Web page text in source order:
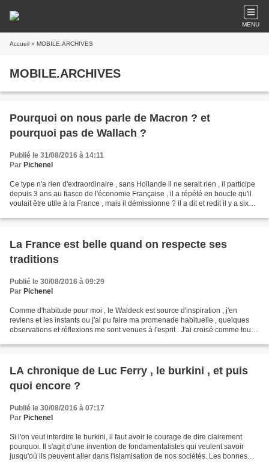
MENU
Accueil » MOBILE.ARCHIVES
MOBILE.ARCHIVES
Pourquoi on nous parle de Macron ? et
pourquoi pas de Wallach ?
Publié le 31/08/2016 à 14:11
Par Pichenel
Ce type n'a rien d'extraordinaire , sans Hollande il ne serait rien , il participe
depuis 3 ans au fiasco de l'économie Française , il a répété en boucle qu'il
voulait être utile à la France , mais il démissionne ? il a dit et redit il y a six
La France est belle quand on respecte ses
traditions
Publié le 30/08/2016 à 09:29
Par Pichenel
Comme d'habitude pour moi , le Waldeck est source d'inspiration , j'en
reviens et les instants ou j'ai pu faire ma promenade habituelle , quelques
observations et réflexions me sont venues à l'esprit . J'ai croisé comme tous
LA chronique de Luc Ferry , le burkini , et puis
quoi encore ?
Publié le 30/08/2016 à 07:17
Par Pichenel
Si l'on veut interdire le burkini, il faut avoir le courage de dire clairement
pourquoi. Il s'agit d'une invention de fondamentalistes qui veulent savoir
jusqu'où ils peuvent aller dans l'islamisation de nos sociétés. Les bonnes